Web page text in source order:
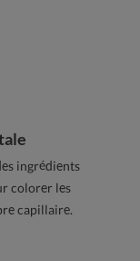
ingrédients
colorer les
capillaire.